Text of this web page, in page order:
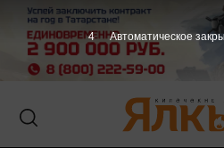
2 Автоматическое